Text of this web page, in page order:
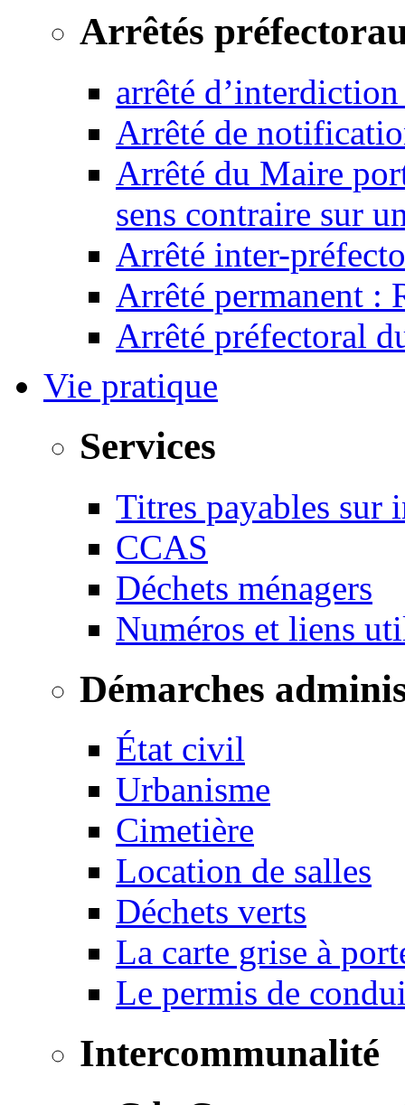
Arrêtés
arrêté
Arrêté de
Arrêté du Maire
sens contraire sur
Arrêté inter-
Arrêté permanent :
Arrêté préfectoral
Vie pratique
Services
Titres payables sur
CCAS
Déchets ménagers
Numéros et liens
Démarches
État civil
Urbanisme
Cimetière
Location de salles
Déchets verts
La carte grise à
Le permis de
Intercommunalité